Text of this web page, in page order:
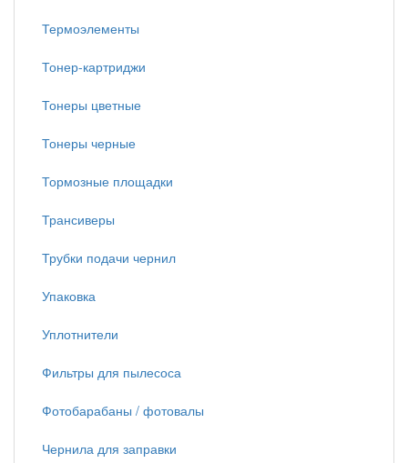
Термоэлементы
Тонер-картриджи
Тонеры цветные
Тонеры черные
Тормозные площадки
Трансиверы
Трубки подачи чернил
Упаковка
Уплотнители
Фильтры для пылесоса
Фотобарабаны / фотовалы
Чернила для заправки